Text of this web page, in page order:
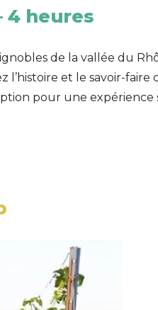
4 heures
de la vallée du
et le savoir-faire
pour une expérience